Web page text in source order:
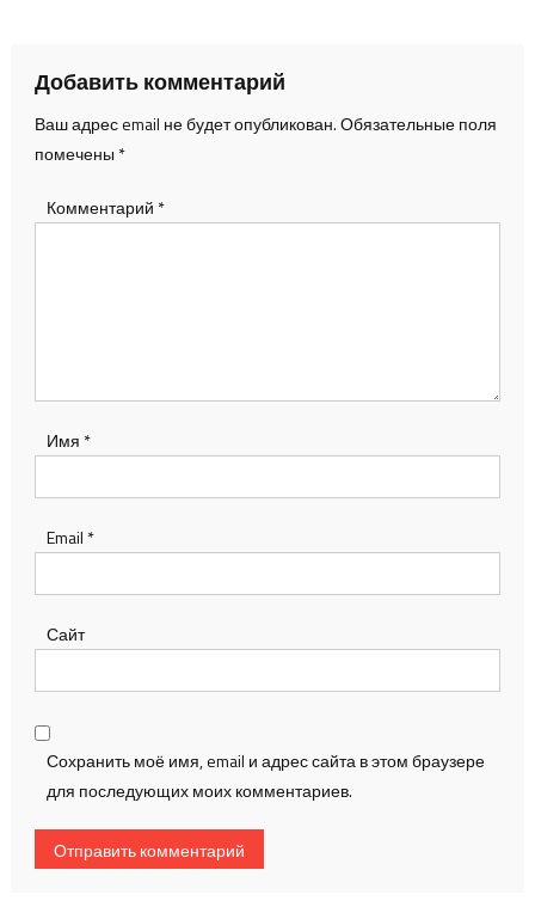
Добавить комментарий
Ваш адрес email не будет опубликован.Обязательные поля
помечены *
Комментарий *
Имя *
Email *
Сайт
Сохранить моё имя, email и адрес сайта в этом браузере
для последующих моих комментариев.